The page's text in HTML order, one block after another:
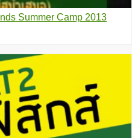
Summer Camp 2013